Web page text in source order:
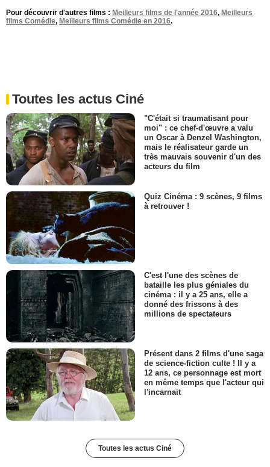
Pour découvrir d'autres films : Meilleurs films de l'année 2016, Meilleurs
films Comédie, Meilleurs films Comédie en 2016.
Toutes les actus Ciné
"C'était si traumatisant pour
moi" : ce chef-d'œuvre a valu
un Oscar à Denzel Washington,
mais le réalisateur garde un
très mauvais souvenir d'un des
acteurs du film
Quiz Cinéma : 9 scènes, 9 films
à retrouver !
C'est l'une des scènes de
bataille les plus géniales du
cinéma : il y a 25 ans, elle a
donné des frissons à des
millions de spectateurs
Présent dans 2 films d'une saga
de science-fiction culte ! Il y a
12 ans, ce personnage est mort
en même temps que l'acteur qui
l'incarnait
Toutes les actus Ciné